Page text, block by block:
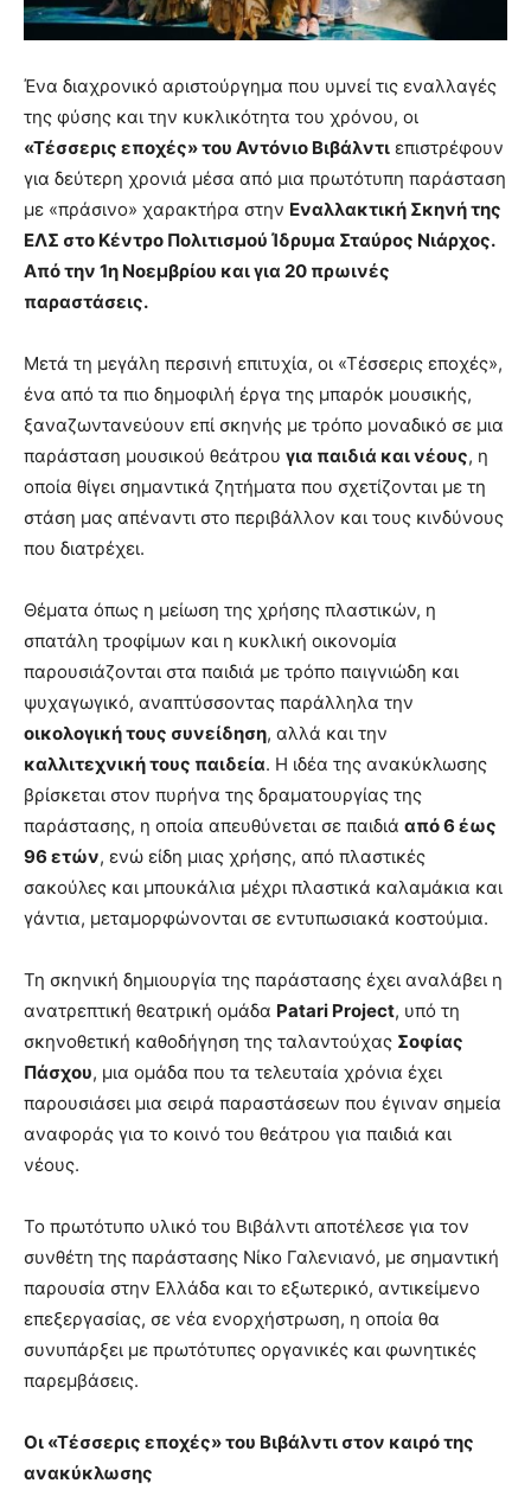
Ένα διαχρονικό αριστούργημα που υμνεί τις εναλλαγές
της φύσης και την κυκλικότητα του χρόνου, οι
«Τέσσερις εποχές» του Αντόνιο Βιβάλντι επιστρέφουν
για δεύτερη χρονιά μέσα από μια πρωτότυπη παράσταση
με «πράσινο» χαρακτήρα στην Εναλλακτική Σκηνή της
ΕΛΣ στο Κέντρο Πολιτισμού Ίδρυμα Σταύρος Νιάρχος.
Από την 1η Νοεμβρίου και για 20 πρωινές
παραστάσεις.
Μετά τη μεγάλη περσινή επιτυχία, οι «Τέσσερις εποχές»,
ένα από τα πιο δημοφιλή έργα της μπαρόκ μουσικής,
ξαναζωντανεύουν επί σκηνής με τρόπο μοναδικό σε μια
παράσταση μουσικού θεάτρου για παιδιά και νέους, η
οποία θίγει σημαντικά ζητήματα που σχετίζονται με τη
στάση μας απέναντι στο περιβάλλον και τους κινδύνους
που διατρέχει.
Θέματα όπως η μείωση της χρήσης πλαστικών, η
σπατάλη τροφίμων και η κυκλική οικονομία
παρουσιάζονται στα παιδιά με τρόπο παιγνιώδη και
ψυχαγωγικό, αναπτύσσοντας παράλληλα την
οικολογική τους συνείδηση, αλλά και την
καλλιτεχνική τους παιδεία. Η ιδέα της ανακύκλωσης
βρίσκεται στον πυρήνα της δραματουργίας της
παράστασης, η οποία απευθύνεται σε παιδιά από 6 έως
96 ετών, ενώ είδη μιας χρήσης, από πλαστικές
σακούλες και μπουκάλια μέχρι πλαστικά καλαμάκια και
γάντια, μεταμορφώνονται σε εντυπωσιακά κοστούμια.
Τη σκηνική δημιουργία της παράστασης έχει αναλάβει η
ανατρεπτική θεατρική ομάδα Patari Project, υπό τη
σκηνοθετική καθοδήγηση της ταλαντούχας Σοφίας
Πάσχου, μια ομάδα που τα τελευταία χρόνια έχει
παρουσιάσει μια σειρά παραστάσεων που έγιναν σημεία
αναφοράς για το κοινό του θεάτρου για παιδιά και
νέους.
Το πρωτότυπο υλικό του Βιβάλντι αποτέλεσε για τον
συνθέτη της παράστασης Νίκο Γαλενιανό, με σημαντική
παρουσία στην Ελλάδα και το εξωτερικό, αντικείμενο
επεξεργασίας, σε νέα ενορχήστρωση, η οποία θα
συνυπάρξει με πρωτότυπες οργανικές και φωνητικές
παρεμβάσεις.
Οι «Τέσσερις εποχές» του Βιβάλντι στον καιρό της
ανακύκλωσης